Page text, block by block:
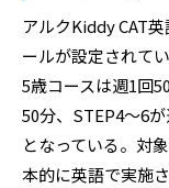
アルクKiddy CAT
ールが設定されて
5歳コースは週1回
50分、STEP4～6
となっている。対
本的に英語で実施